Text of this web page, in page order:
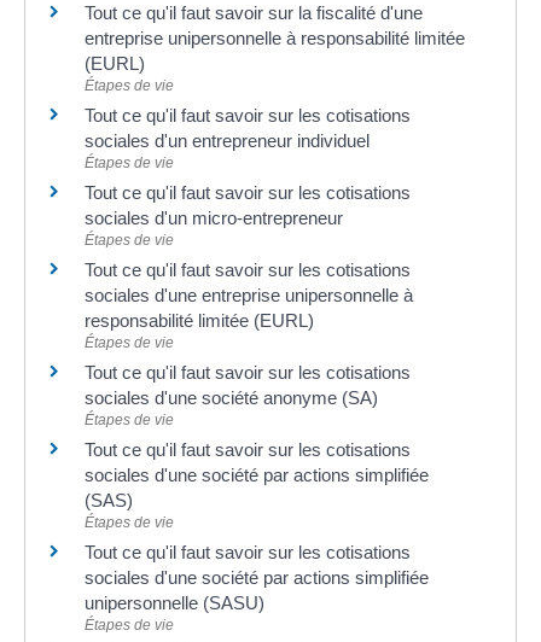
Tout ce qu'il faut savoir sur la fiscalité d'une
entreprise unipersonnelle à responsabilité limitée
(EURL)
Étapes de vie
Tout ce qu'il faut savoir sur les cotisations
sociales d'un entrepreneur individuel
Étapes de vie
Tout ce qu'il faut savoir sur les cotisations
sociales d'un micro-entrepreneur
Étapes de vie
Tout ce qu'il faut savoir sur les cotisations
sociales d'une entreprise unipersonnelle à
responsabilité limitée (EURL)
Étapes de vie
Tout ce qu'il faut savoir sur les cotisations
sociales d'une société anonyme (SA)
Étapes de vie
Tout ce qu'il faut savoir sur les cotisations
sociales d'une société par actions simplifiée
(SAS)
Étapes de vie
Tout ce qu'il faut savoir sur les cotisations
sociales d'une société par actions simplifiée
unipersonnelle (SASU)
Étapes de vie